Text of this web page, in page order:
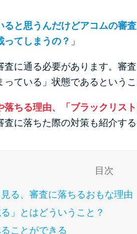
と思うんだけどアコムの審
ってしまうの？ 」
に通る必要があります。審
ている」状態であるというこ
落ちる理由、「ブラックリス
に落ちた際の対策も紹介す
目次
る、審査に落ちるおもな理由
」とはどういうこと？
ことができる